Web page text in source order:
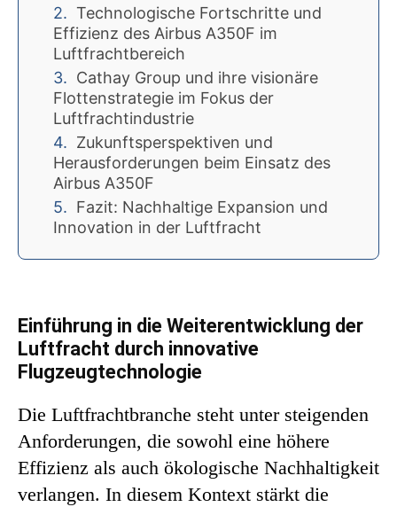
Technologische Fortschritte und
Effizienz des Airbus A350F im
Luftfrachtbereich
Cathay Group und ihre visionäre
Flottenstrategie im Fokus der
Luftfrachtindustrie
Zukunftsperspektiven und
Herausforderungen beim Einsatz des
Airbus A350F
Fazit: Nachhaltige Expansion und
Innovation in der Luftfracht
Einführung in die Weiterentwicklung der
Luftfracht durch innovative
Flugzeugtechnologie
Die Luftfrachtbranche steht unter steigenden
Anforderungen, die sowohl eine höhere
Effizienz als auch ökologische Nachhaltigkeit
verlangen. In diesem Kontext stärkt die